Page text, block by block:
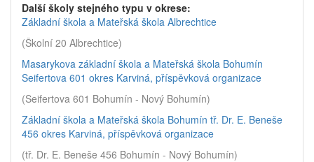
Další školy stejného typu v okrese:
Základní škola a Mateřská škola Albrechtice
(Školní 20 Albrechtice)
Masarykova základní škola a Mateřská škola Bohumín
Seifertova 601 okres Karviná, příspěvková organizace
(Seifertova 601 Bohumín - Nový Bohumín)
Základní škola a Mateřská škola Bohumín tř. Dr. E. Beneše
456 okres Karviná, příspěvková organizace
(tř. Dr. E. Beneše 456 Bohumín - Nový Bohumín)